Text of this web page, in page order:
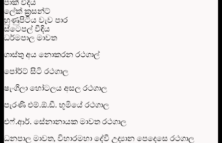
පාක් වීදිය
ලේක් ක්‍රසන්ට්
හුණුපිටිය වැව පාර
ස්ටෙපල් වීඳිය
ධර්මපාල මාවත
ගාස්තු අය නොකරන රථගාල්
පෝර්ට් සිටි රථගාල
ෂැංගිලා හෝටලය අසල රථගාල
පැරණි එම්.ඕ.ඩී. භූමියේ රථගාල
එෆ්.ආර්. සේනානායක මාවත රථගාල
ධනපාල මාවත, විහාරමහා දේවී උද්‍යාන පෙදෙසෙ රථගාල